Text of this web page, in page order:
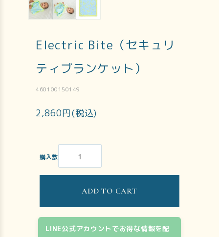
Electric Bite（セキュリ
ティブランケット）
460100150149
2,860円(税込)
購入数
ADD TO CART
LINE公式アカウントでお得な情報を配